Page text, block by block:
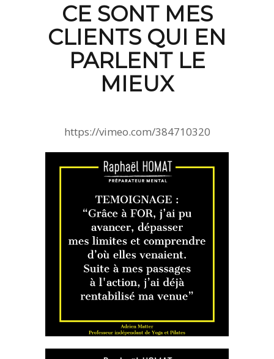
CE SONT MES
CLIENTS QUI EN
PARLENT LE
MIEUX
https://vimeo.com/384710320